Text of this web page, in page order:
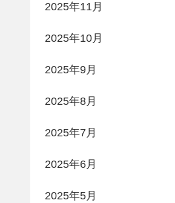
2025年11月
2025年10月
2025年9月
2025年8月
2025年7月
2025年6月
2025年5月